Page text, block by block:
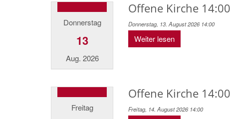
Donnerstag
13
Aug. 2026
Offene Kirche
Donnerstag, 13. August 2026 14:00
Weiter lesen
Freitag
Offene Kirche
Freitag, 14. August 2026 14:00